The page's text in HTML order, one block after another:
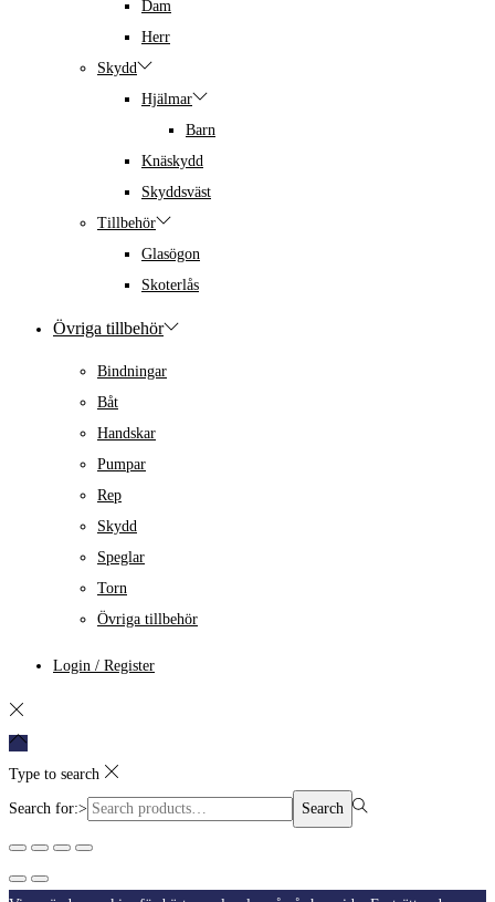
Dam
Herr
Skydd
Hjälmar
Barn
Knäskydd
Skyddsväst
Tillbehör
Glasögon
Skoterlås
Övriga tillbehör
Bindningar
Båt
Handskar
Pumpar
Rep
Skydd
Speglar
Torn
Övriga tillbehör
Login / Register
Type to search
Search for:> Search